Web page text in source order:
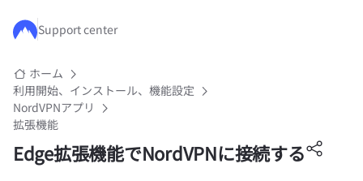
メインコンテンツにスキップ
Support center
ホーム
利用開始、インストール、機能設定
NordVPNアプリ
拡張機能
Edge拡張機能でNordVPNに接続する